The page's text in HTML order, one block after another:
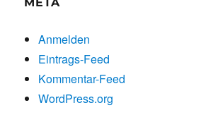
Anmelden
Eintrags-Feed
Kommentar-Feed
WordPress.org